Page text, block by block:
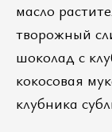
масло
творожный
шоколад с
кокосовая
клубника